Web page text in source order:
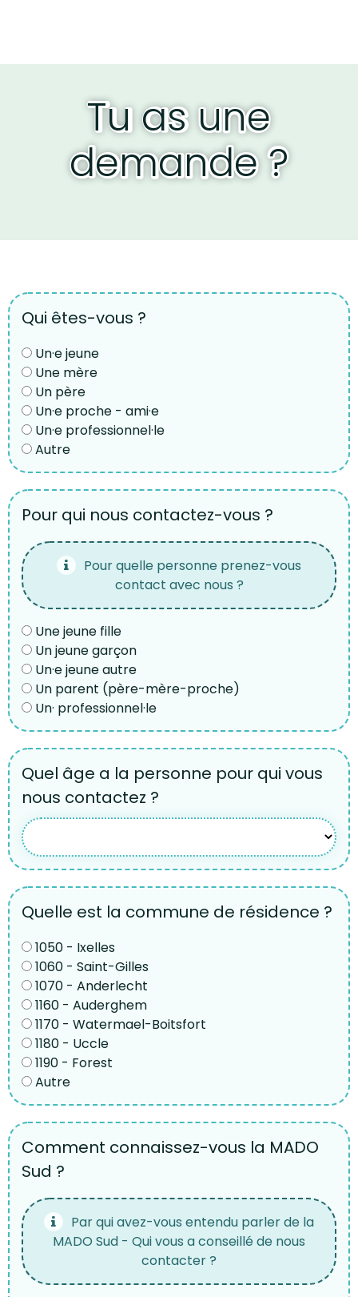
Tu as une
demande ?
Qui êtes-vous ?
Un·e jeune
Une mère
Un père
Un·e proche - ami·e
Un·e professionnel·le
Autre
Pour qui nous contactez-vous ?
Pour quelle personne prenez-vous
contact avec nous ?
Une jeune fille
Un jeune garçon
Un·e jeune autre
Un parent (père-mère-proche)
Un· professionnel·le
Quel âge a la personne pour qui vous
nous contactez ?
Quelle est la commune de résidence ?
1050 - Ixelles
1060 - Saint-Gilles
1070 - Anderlecht
1160 - Auderghem
1170 - Watermael-Boitsfort
1180 - Uccle
1190 - Forest
Autre
Comment connaissez-vous la MADO
Sud ?
Par qui avez-vous entendu parler de la
MADO Sud - Qui vous a conseillé de nous
contacter ?